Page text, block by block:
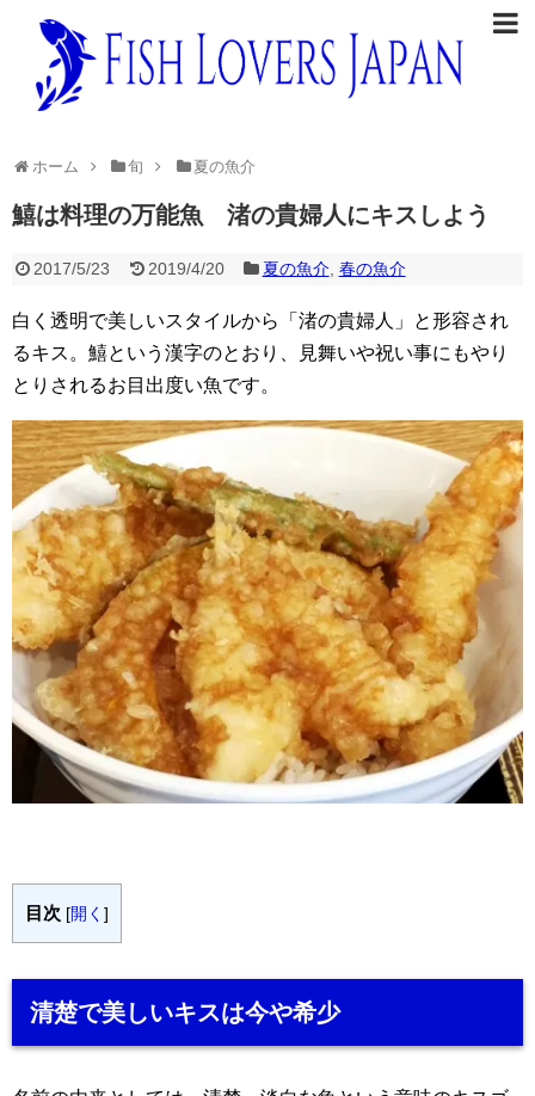
ホーム 旬 夏の魚介
鱚は料理の万能魚 渚の貴婦人にキスしよう
2017/5/23 2019/4/20 夏の魚介, 春の魚介
白く透明で美しいスタイルから「渚の貴婦人」と形容され
るキス。鱚という漢字のとおり、見舞いや祝い事にもやり
とりされるお目出度い魚です。
目次 [開く ]
清楚で美しいキスは今や希少